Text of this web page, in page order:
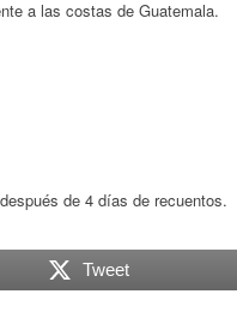
a las costas de Guatemala.
de 4 días de recuentos.
Tweet